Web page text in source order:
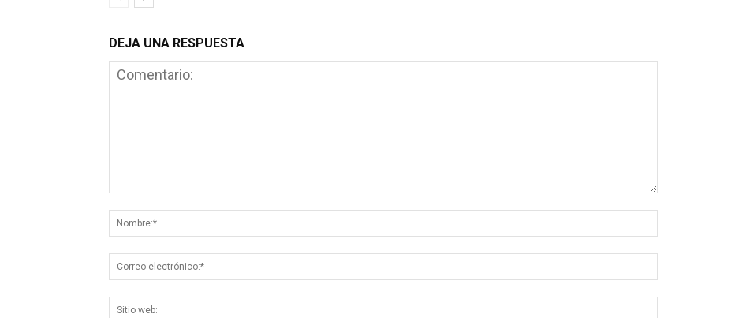
DEJA UNA RESPUESTA